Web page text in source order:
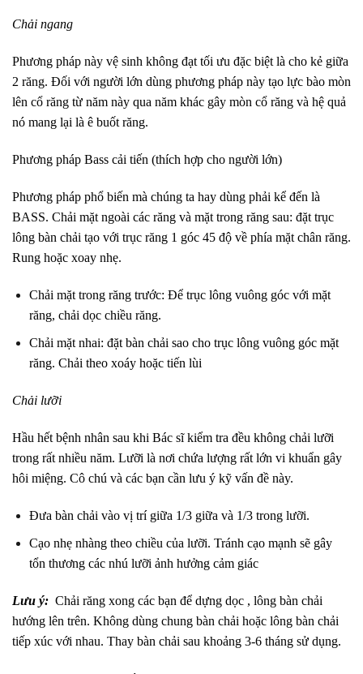
Chải ngang
Phương pháp này vệ sinh không đạt tối ưu đặc biệt là cho kẻ giữa
2 răng. Đối với người lớn dùng phương pháp này tạo lực bào mòn
lên cổ răng từ năm này qua năm khác gây mòn cổ răng và hệ quả
nó mang lại là ê buốt răng.
Phương pháp Bass cải tiến (thích hợp cho người lớn)
Phương pháp phổ biến mà chúng ta hay dùng phải kể đến là
BASS. Chải mặt ngoài các răng và mặt trong răng sau: đặt trục
lông bàn chải tạo với trục răng 1 góc 45 độ về phía mặt chân răng.
Rung hoặc xoay nhẹ.
Chải mặt trong răng trước: Để trục lông vuông góc với mặt
răng, chải dọc chiều răng.
Chải mặt nhai: đặt bàn chải sao cho trục lông vuông góc mặt
răng. Chải theo xoáy hoặc tiến lùi
Chải lưỡi
Hầu hết bệnh nhân sau khi Bác sĩ kiểm tra đều không chải lưỡi
trong rất nhiều năm. Lưỡi là nơi chứa lượng rất lớn vi khuẩn gây
hôi miệng. Cô chú và các bạn cần lưu ý kỹ vấn đề này.
Đưa bàn chải vào vị trí giữa 1/3 giữa và 1/3 trong lưỡi.
Cạo nhẹ nhàng theo chiều của lưỡi. Tránh cạo mạnh sẽ gây
tổn thương các nhú lưỡi ảnh hưởng cảm giác
Lưu ý: Chải răng xong các bạn để dựng dọc , lông bàn chải
hướng lên trên. Không dùng chung bàn chải hoặc lông bàn chải
tiếp xúc với nhau. Thay bàn chải sau khoảng 3-6 tháng sử dụng.